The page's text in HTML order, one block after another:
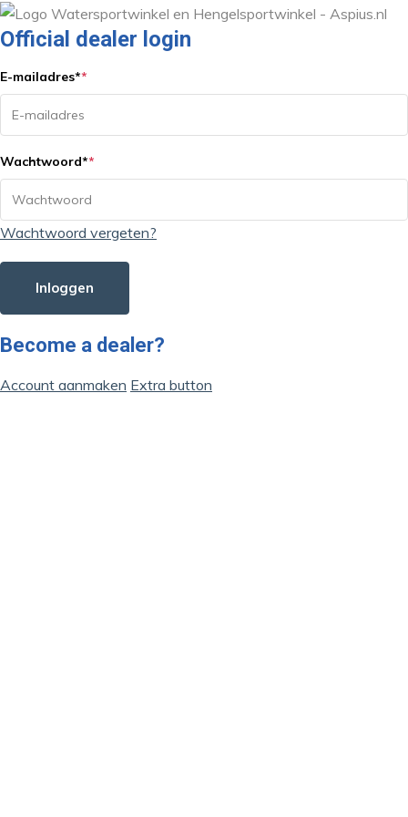
Official dealer login
E-mailadres**
Wachtwoord**
Wachtwoord vergeten?
Inloggen
Become a dealer?
Account aanmaken Extra button